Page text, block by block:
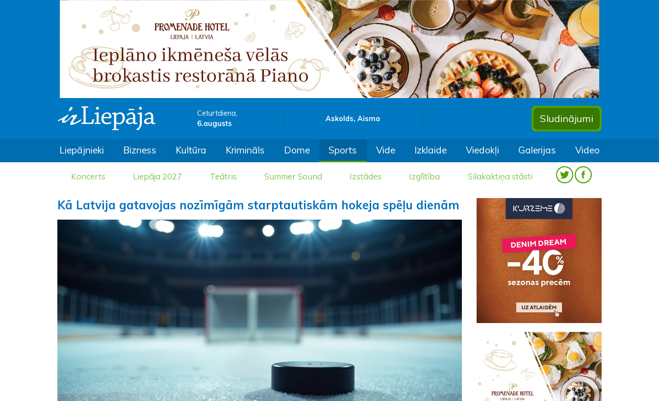
Ceturtdiena,
6.augusts
Askolds, Aisma Sludinājumi
Liepājnieki Bizness Kultūra Krimināls Dome Sports Vide Izklaide Viedokļi Galerijas Video
Koncerts Liepāja 2027 Teātris Summer Sound Izstādes Izglītība Silakaktiņa stāsti
Kā Latvija gatavojas nozīmīgām starptautiskām hokeja spēļu dienām